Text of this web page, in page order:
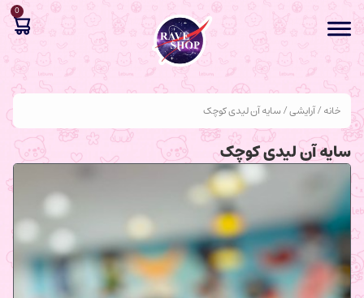
0
خانه/آرایشی/ سایه آن لیدی کوچک
سایه آن لیدی کوچک